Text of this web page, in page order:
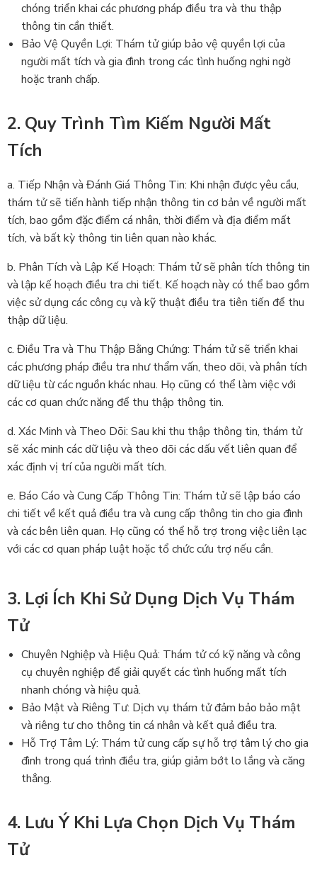
chóng triển khai các phương pháp điều tra và thu thập
thông tin cần thiết.
Bảo Vệ Quyền Lợi: Thám tử giúp bảo vệ quyền lợi của
người mất tích và gia đình trong các tình huống nghi ngờ
hoặc tranh chấp.
2. Quy Trình Tìm Kiếm Người Mất
Tích
a. Tiếp Nhận và Đánh Giá Thông Tin: Khi nhận được yêu cầu,
thám tử sẽ tiến hành tiếp nhận thông tin cơ bản về người mất
tích, bao gồm đặc điểm cá nhân, thời điểm và địa điểm mất
tích, và bất kỳ thông tin liên quan nào khác.
b. Phân Tích và Lập Kế Hoạch: Thám tử sẽ phân tích thông tin
và lập kế hoạch điều tra chi tiết. Kế hoạch này có thể bao gồm
việc sử dụng các công cụ và kỹ thuật điều tra tiên tiến để thu
thập dữ liệu.
c. Điều Tra và Thu Thập Bằng Chứng: Thám tử sẽ triển khai
các phương pháp điều tra như thẩm vấn, theo dõi, và phân tích
dữ liệu từ các nguồn khác nhau. Họ cũng có thể làm việc với
các cơ quan chức năng để thu thập thông tin.
d. Xác Minh và Theo Dõi: Sau khi thu thập thông tin, thám tử
sẽ xác minh các dữ liệu và theo dõi các dấu vết liên quan để
xác định vị trí của người mất tích.
e. Báo Cáo và Cung Cấp Thông Tin: Thám tử sẽ lập báo cáo
chi tiết về kết quả điều tra và cung cấp thông tin cho gia đình
và các bên liên quan. Họ cũng có thể hỗ trợ trong việc liên lạc
với các cơ quan pháp luật hoặc tổ chức cứu trợ nếu cần.
3. Lợi Ích Khi Sử Dụng Dịch Vụ Thám
Tử
Chuyên Nghiệp và Hiệu Quả: Thám tử có kỹ năng và công
cụ chuyên nghiệp để giải quyết các tình huống mất tích
nhanh chóng và hiệu quả.
Bảo Mật và Riêng Tư: Dịch vụ thám tử đảm bảo bảo mật
và riêng tư cho thông tin cá nhân và kết quả điều tra.
Hỗ Trợ Tâm Lý: Thám tử cung cấp sự hỗ trợ tâm lý cho gia
đình trong quá trình điều tra, giúp giảm bớt lo lắng và căng
thẳng.
4. Lưu Ý Khi Lựa Chọn Dịch Vụ Thám
Tử